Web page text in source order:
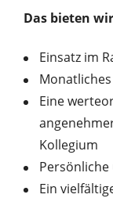
Das bieten
Einsatz im
Eine
Kollegium
Ein